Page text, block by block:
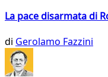
La pace disarmata di
di Gerolamo Fazzini